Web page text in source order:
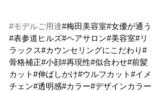
#モデルご用達#梅田美容室#女優が通う
#表参道ヒルズ#ヘアサロン#美容室#リ
ラックス#カウンセリングにこだわり#
骨格補正#小顔#再現性#似合わせ#前髪
カット#伸ばしかけ#ウルフカット#イメ
チェン#透明感#カラー#デザインカラー